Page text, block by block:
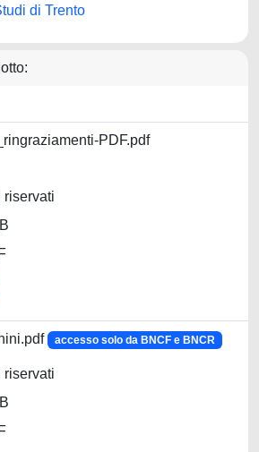
di Trento
PDF.pdf
riservati
accesso solo da BNCF e BNCR
riservati